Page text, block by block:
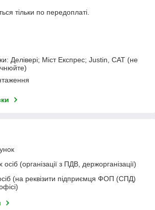
тільки по передоплаті.
Делівері; Міст Експрес; Justin, САТ (не
(організації з ПДВ, держорганізації)
(на реквізити підприємця ФОП (СПД)